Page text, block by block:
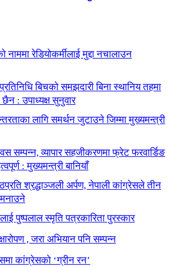
नाममा रेडियोकर्मीलाई मुद्दा नचालाउन
बिचकाे समझदारी बिना स्थानिय तहमा
छैन : उपाध्यक्ष सुनुवार
लागि समर्थन जुटाउने जिम्मा मुख्यमन्त्री
सम्पन्न, व्यापार सहजीकरणमा फ्रेट फरवार्डिङ
: मुख्यमन्त्री बानियाँ
श्रद्धाञ्जली अर्पण, नेपाली कांग्रेसले तीन
मनाउने
पुष्पलाल स्मृति पत्रकारिता पुरस्कार
, जरा अभियान पनि सम्पन्न
कांग्रेसको ‘ग्रीन रन’